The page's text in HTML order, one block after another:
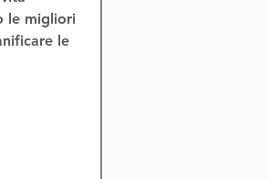
le migliori
le